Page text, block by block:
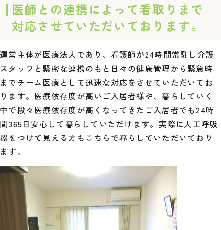
医師との連携によって看取りまで
対応させていただいております。
運営主体が医療法人であり、看護師が24時間常駐し介護
スタッフと緊密な連携のもと日々の健康管理から緊急時
までチーム医療として迅速な対応をさせていただいてお
ります。医療依存度が高いご入居者様や、暮らしていく
中で段々医療依存度が高くなってきたご入居者でも24時
間365日安心して暮らしていただけます。実際に人工呼吸
器をつけて見える方もこちらで暮らしていただいており
ます。